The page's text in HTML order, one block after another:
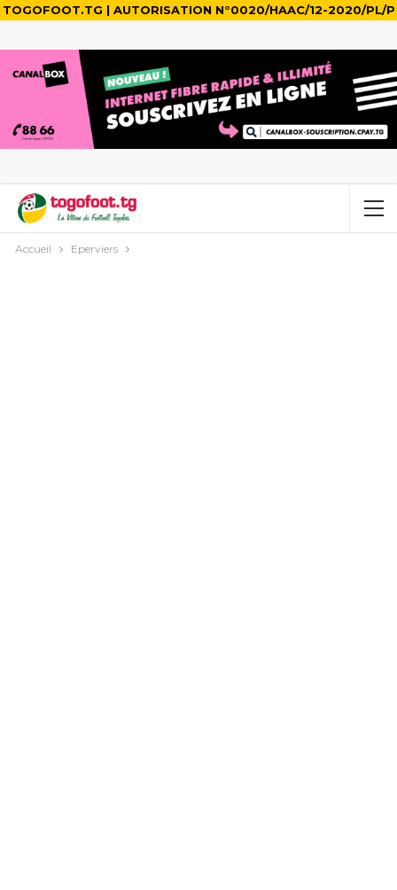
TOGOFOOT.TG | AUTORISATION N°0020/HAAC/12-2020/PL/P
Accueil Eperviers